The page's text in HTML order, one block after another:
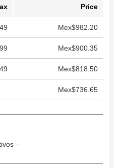
Price
49 Mex$982.20
99 Mex$900.35
Mex$818.50
Mex$736.65
–